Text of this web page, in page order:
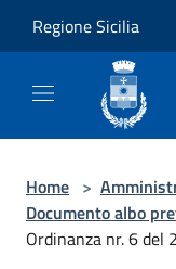
Regione Sicilia
Home >
Documento albo
Ordinanza nr. 6 del